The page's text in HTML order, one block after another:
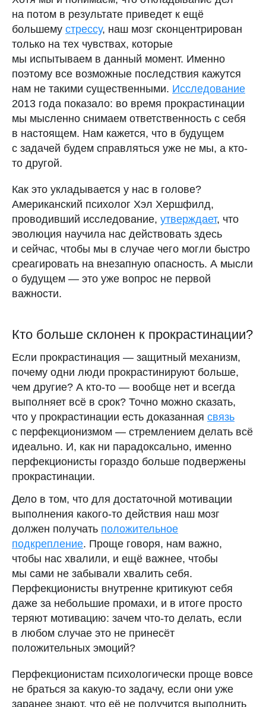
на потом в результате приведет к ещё
большему стрессу, наш мозг сконцентрирован
только на тех чувствах, которые
мы испытываем в данный момент. Именно
поэтому все возможные последствия кажутся
нам не такими существенными. Исследование
2013 года показало: во время прокрастинации
мы мысленно снимаем ответственность с себя
в настоящем. Нам кажется, что в будущем
с задачей будем справляться уже не мы, а кто-
то другой.
Как это укладывается у нас в голове?
Американский психолог Хэл Хершфилд,
проводивший исследование, утверждает, что
эволюция научила нас действовать здесь
и сейчас, чтобы мы в случае чего могли быстро
среагировать на внезапную опасность. А мысли
о будущем — это уже вопрос не первой
важности.
Кто больше склонен к прокрастинации?
Если прокрастинация — защитный механизм,
почему одни люди прокрастинируют больше,
чем другие? А кто-то — вообще нет и всегда
выполняет всё в срок? Точно можно сказать,
что у прокрастинации есть доказанная связь
с перфекционизмом — стремлением делать всё
идеально. И, как ни парадоксально, именно
перфекционисты гораздо больше подвержены
прокрастинации.
Дело в том, что для достаточной мотивации
выполнения какого-то действия наш мозг
должен получать положительное
подкрепление. Проще говоря, нам важно,
чтобы нас хвалили, и ещё важнее, чтобы
мы сами не забывали хвалить себя.
Перфекционисты внутренне критикуют себя
даже за небольшие промахи, и в итоге просто
теряют мотивацию: зачем что-то делать, если
в любом случае это не принесёт
положительных эмоций?
Перфекционистам психологически проще вовсе
не браться за какую-то задачу, если они уже
заранее знают, что её не получится выполнить